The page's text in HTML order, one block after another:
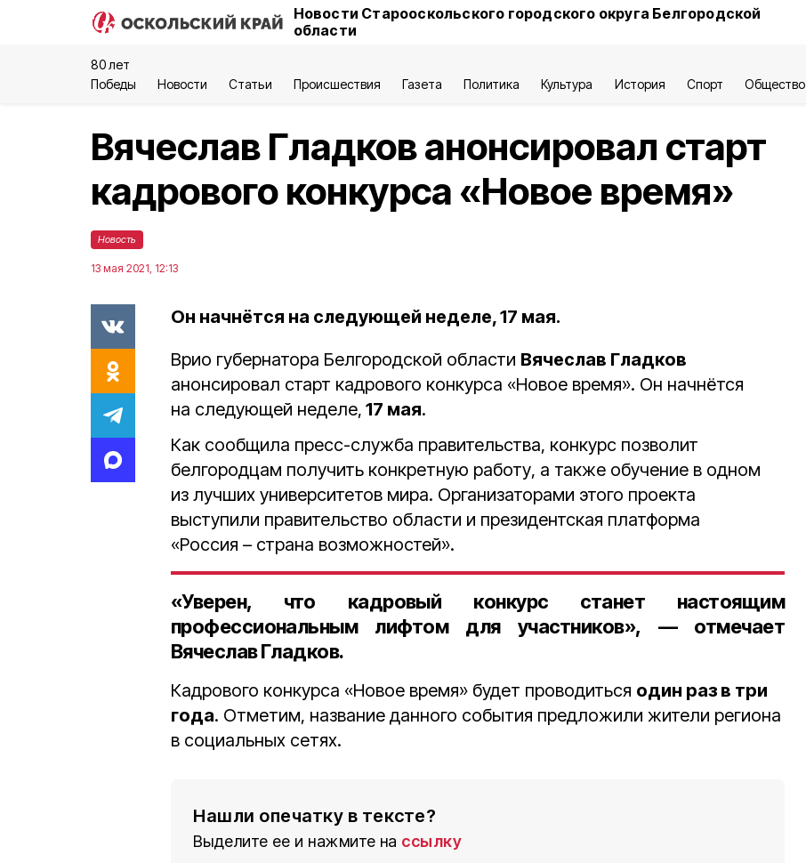
Новости Старооскольского городского округа Белгородской
области
80 лет
Победы
Новости Статьи Происшествия Газета Политика Культура История Спорт Общество
Вячеслав Гладков анонсировал старт
кадрового конкурса «Новое время»
Новость
13 мая 2021, 12:13
Он начнётся на следующей неделе, 17 мая.
Врио губернатора Белгородской области Вячеслав Гладков
анонсировал старт кадрового конкурса «Новое время». Он начнётся
на следующей неделе, 17 мая.
Как сообщила пресс-служба правительства, конкурс позволит
белгородцам получить конкретную работу, а также обучение в одном
из лучших университетов мира. Организаторами этого проекта
выступили правительство области и президентская платформа
«Россия – страна возможностей».
«Уверен, что кадровый конкурс станет настоящим
профессиональным лифтом для участников», — отмечает
Вячеслав Гладков.
Кадрового конкурса «Новое время» будет проводиться один раз в три
года. Отметим, название данного события предложили жители региона
в социальных сетях.
Нашли опечатку в тексте?
Выделите ее и нажмите на ссылку